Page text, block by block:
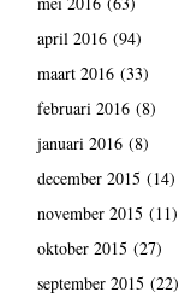
april 2016(94)
maart 2016(33)
februari 2016(8)
januari 2016(8)
december 2015 (14)
november 2015 (11)
oktober 2015 (27)
september 2015 (22)